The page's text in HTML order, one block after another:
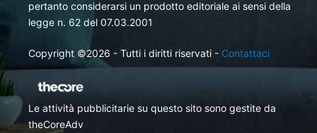
pertanto considerarsi un prodotto editoriale ai sensi della
legge n. 62 del 07.03.2001
Copyright ©2026 - Tutti i diritti riservati - Contattaci
Le attività pubblicitarie su questo sito sono gestite da
theCoreAdv